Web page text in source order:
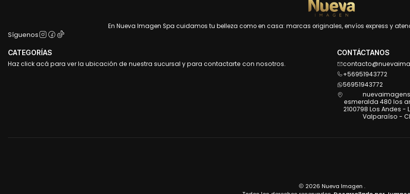
En Nueva Imagen Spa cuidamos tu belleza como en casa: marcas originales, envíos express y
Síguenos
CATEGORÍAS
Haz click acá para ver la ubicación de nuestra sucursal y para contactarte con nosotros.
CONTÁCTANOS
+56951943772
56951943772
esmeralda 480 los
2100798 Los Andes -
Valparaíso -
2026 Nueva Imagen .